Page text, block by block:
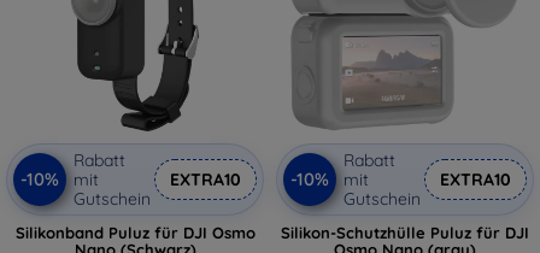
-10%
Rabatt
mit
Gutschein
EXTRA10
Silikonband Puluz für DJI Osmo
Nano (Schwarz)
-10%
Rabatt
mit
Gutschein
EXTRA10
Silikon-Schutzhülle Puluz für DJI
Osmo Nano (grau)